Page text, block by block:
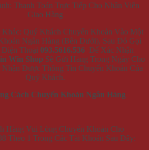
Thanh Toán Trực Tiếp Cho Nhân Viên
Giao Hàng
Khác: Quý Khách Chuyển Khoản Vào Một
Ngân Hàng (Bên Dưới), Sau Đó Gọi
Thoại 093.5616.536Để Xác Nhận
Win Shop Sẽ Gửi Hàng Trong Ngày Cho
Được Thông Tin Chuyển Khoản Của
Quý Khách.
Cách Chuyển Khoản Ngân Hàng
Hàng Vui Lòng Chuyển Khoản Cho
Theo 1 Trong Các Tài Khoản Sau Đây: